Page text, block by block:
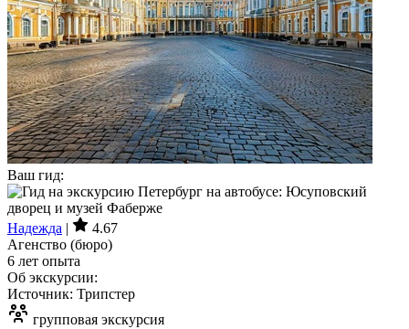
Ваш гид:
Надежда |
4.67
Агенство (бюро)
6 лет опыта
Об экскурсии:
Источник: Трипстер
групповая экскурсия